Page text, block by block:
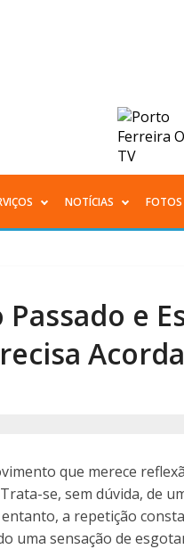
NOTÍCIAS FOTOS
e
que merece
se, sem dúvida, de
a repetição
uma sensação de